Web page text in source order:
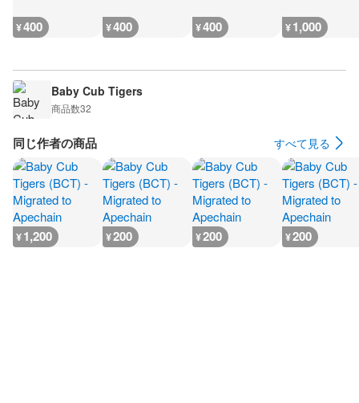
¥400 ¥400 ¥400 ¥1,000
Baby Cub Tigers
商品数32
同じ作者の商品 すべて見る
¥1,200 ¥200 ¥200 ¥200